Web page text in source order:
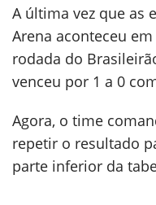
A última vez que as
Arena aconteceu
rodada do
venceu por 1 a 0
Agora, o time
repetir o resultado
parte inferior da